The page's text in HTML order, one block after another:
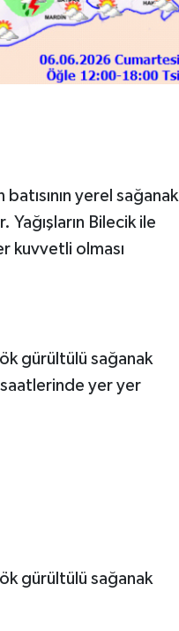
yerel sağanak
Bilecik ile
kuvvetli olması
gürültülü sağanak
saatlerinde yer yer
gürültülü sağanak